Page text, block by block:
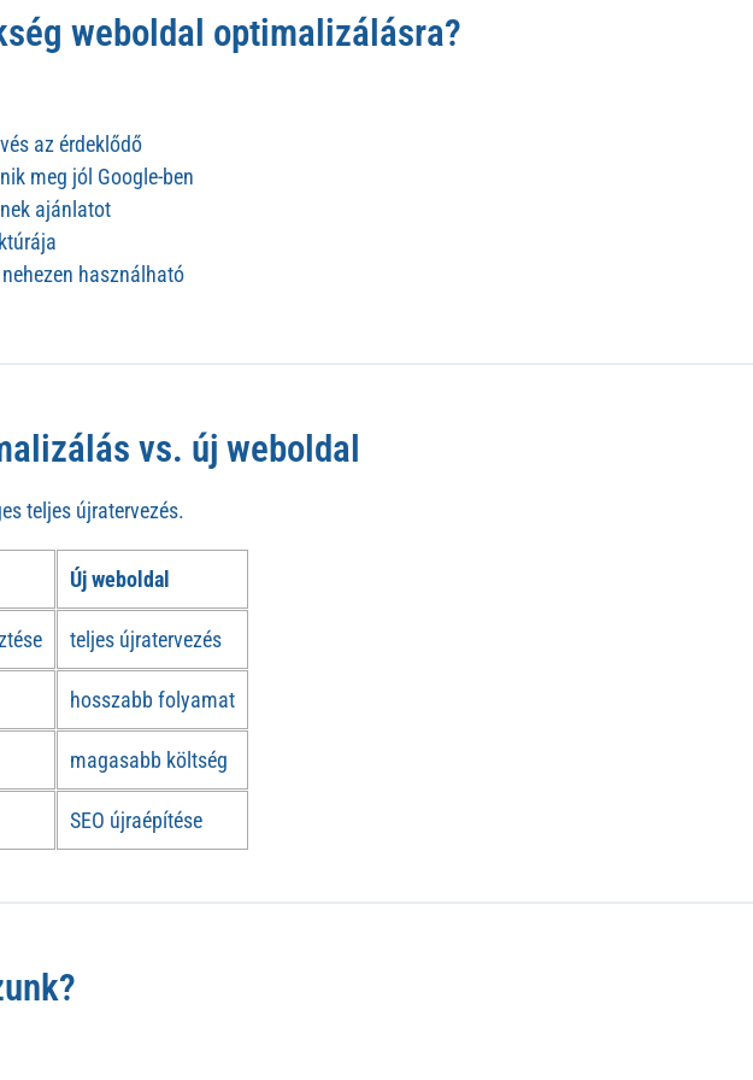
weboldal optimalizálásra?
az érdeklődő
meg jól Google-ben
ajánlatot
használható
vs. új weboldal
teljes újratervezés.
Új weboldal
teljes újratervezés
hosszabb folyamat
magasabb költség
SEO újraépítése